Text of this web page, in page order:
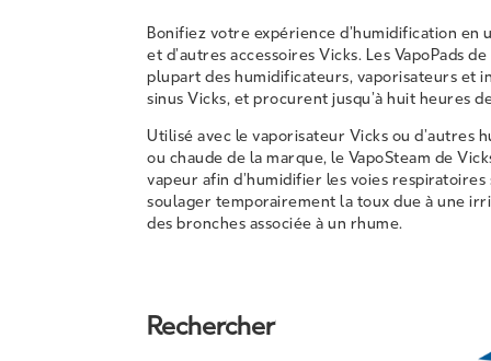
Bonifiez votre expérience d’humidification en
et d’autres accessoires Vicks. Les VapoPads
plupart des humidificateurs, vaporisateurs et
sinus Vicks, et procurent jusqu’à huit heures
Utilisé avec le vaporisateur Vicks ou d’autres
ou chaude de la marque, le VapoSteam de
vapeur afin d’humidifier les voies
soulager temporairement la toux due à une
des bronches associée à un rhume.
Rechercher